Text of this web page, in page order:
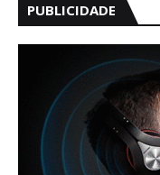
PUBLICIDADE